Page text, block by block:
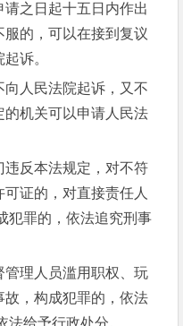
之日起十五日内作出
的，可以在接到复议
诉。
人民法院起诉，又不
的机关可以申请人民法
反本法规定，对不符
证的，对直接责任人
犯罪的，依法追究刑事
理人员滥用职权、玩
故，构成犯罪的，依法
给予行政处分。